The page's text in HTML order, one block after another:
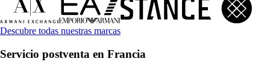
Descubre todas nuestras marcas
Servicio postventa en Francia